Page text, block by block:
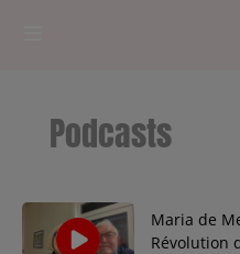
RADIOPLAYER
CK RADIO Line-up
Podcasts
Maria de
Révolution